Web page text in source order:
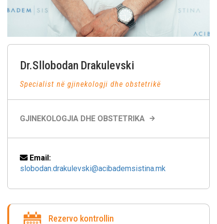
Dr.Sllobodan Drakulevski
Specialist në gjinekologji dhe obstetrikë
GJINEKOLOGJIA DHE OBSTETRIKA
Email:
slobodan.drakulevski@acibademsistina.mk
Rezervo kontrollin